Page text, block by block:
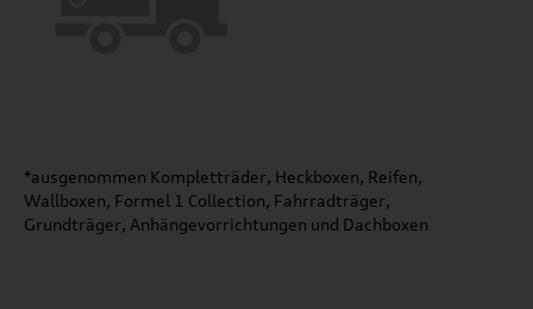
*ausgenommen Kompletträder, Heckboxen, Reifen,
Wallboxen, Formel 1 Collection, Fahrradträger,
Grundträger, Anhängevorrichtungen und Dachboxen